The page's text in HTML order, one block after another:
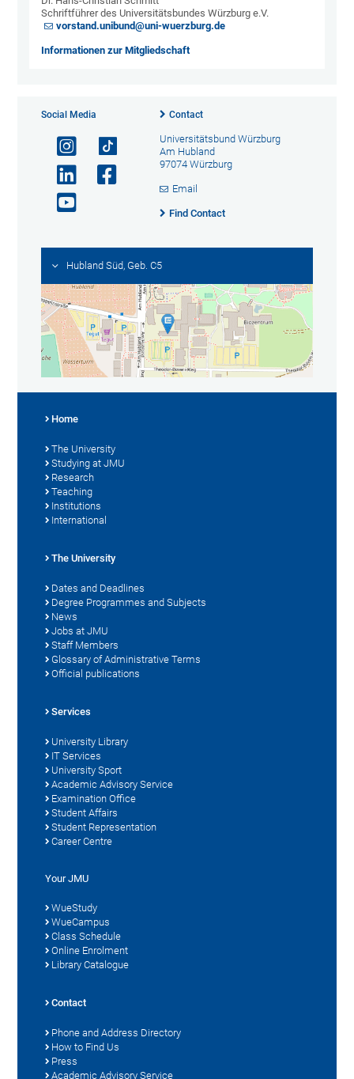
Schriftführer des Universitätsbundes Würzburg e.V.
vorstand.unibund@uni-wuerzburg.de
Informationen zur Mitgliedschaft
Social Media Contact
Universitätsbund Würzburg
Am Hubland
97074 Würzburg
Email
Find Contact
Hubland Süd, Geb. C5
Home
The University
Studying at JMU
Research
Teaching
Institutions
International
The University
Dates and Deadlines
Degree Programmes and Subjects
News
Jobs at JMU
Staff Members
Glossary of Administrative Terms
Official publications
Services
University Library
IT Services
University Sport
Academic Advisory Service
Examination Office
Student Affairs
Student Representation
Career Centre
Your JMU
WueStudy
WueCampus
Class Schedule
Online Enrolment
Library Catalogue
Contact
Phone and Address Directory
How to Find Us
Press
Academic Advisory Service